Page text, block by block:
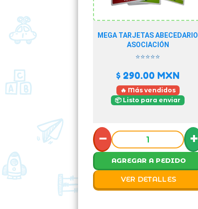
MEGA TARJETAS ABECEDARIO
ASOCIACIÓN
⭐⭐⭐⭐⭐
$ 290.00 MXN
🔥 Más vendidos
📦 Listo para enviar
− +
AGREGAR A PEDIDO
VER DETALLES